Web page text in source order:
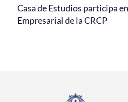
Casa de Estudios participa
Empresarial de la CRCP